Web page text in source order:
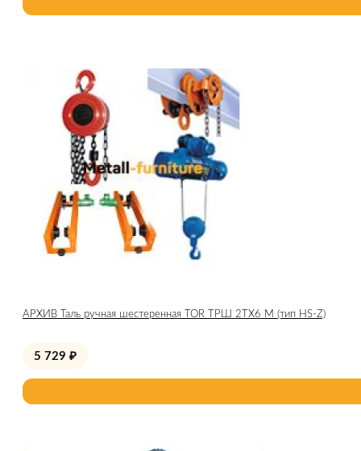
АРХИВ Таль ручная шестеренная TOR ТРШ 2ТХ6 М (тип HS-Z)
5 729 ₽